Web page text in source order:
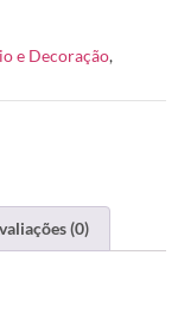
e Decoração,
(0)